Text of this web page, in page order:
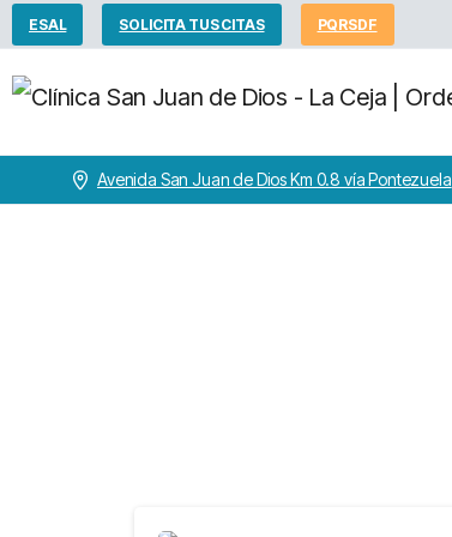
ESAL SOLICITA TUS CITAS PQRSDF
Avenida San Juan de Dios Km 0.8 vía Pontezuela